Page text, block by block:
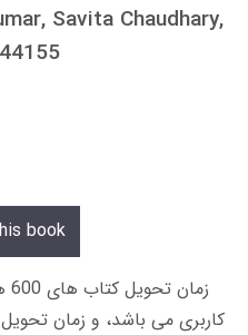
Savita Chaudhary,
book